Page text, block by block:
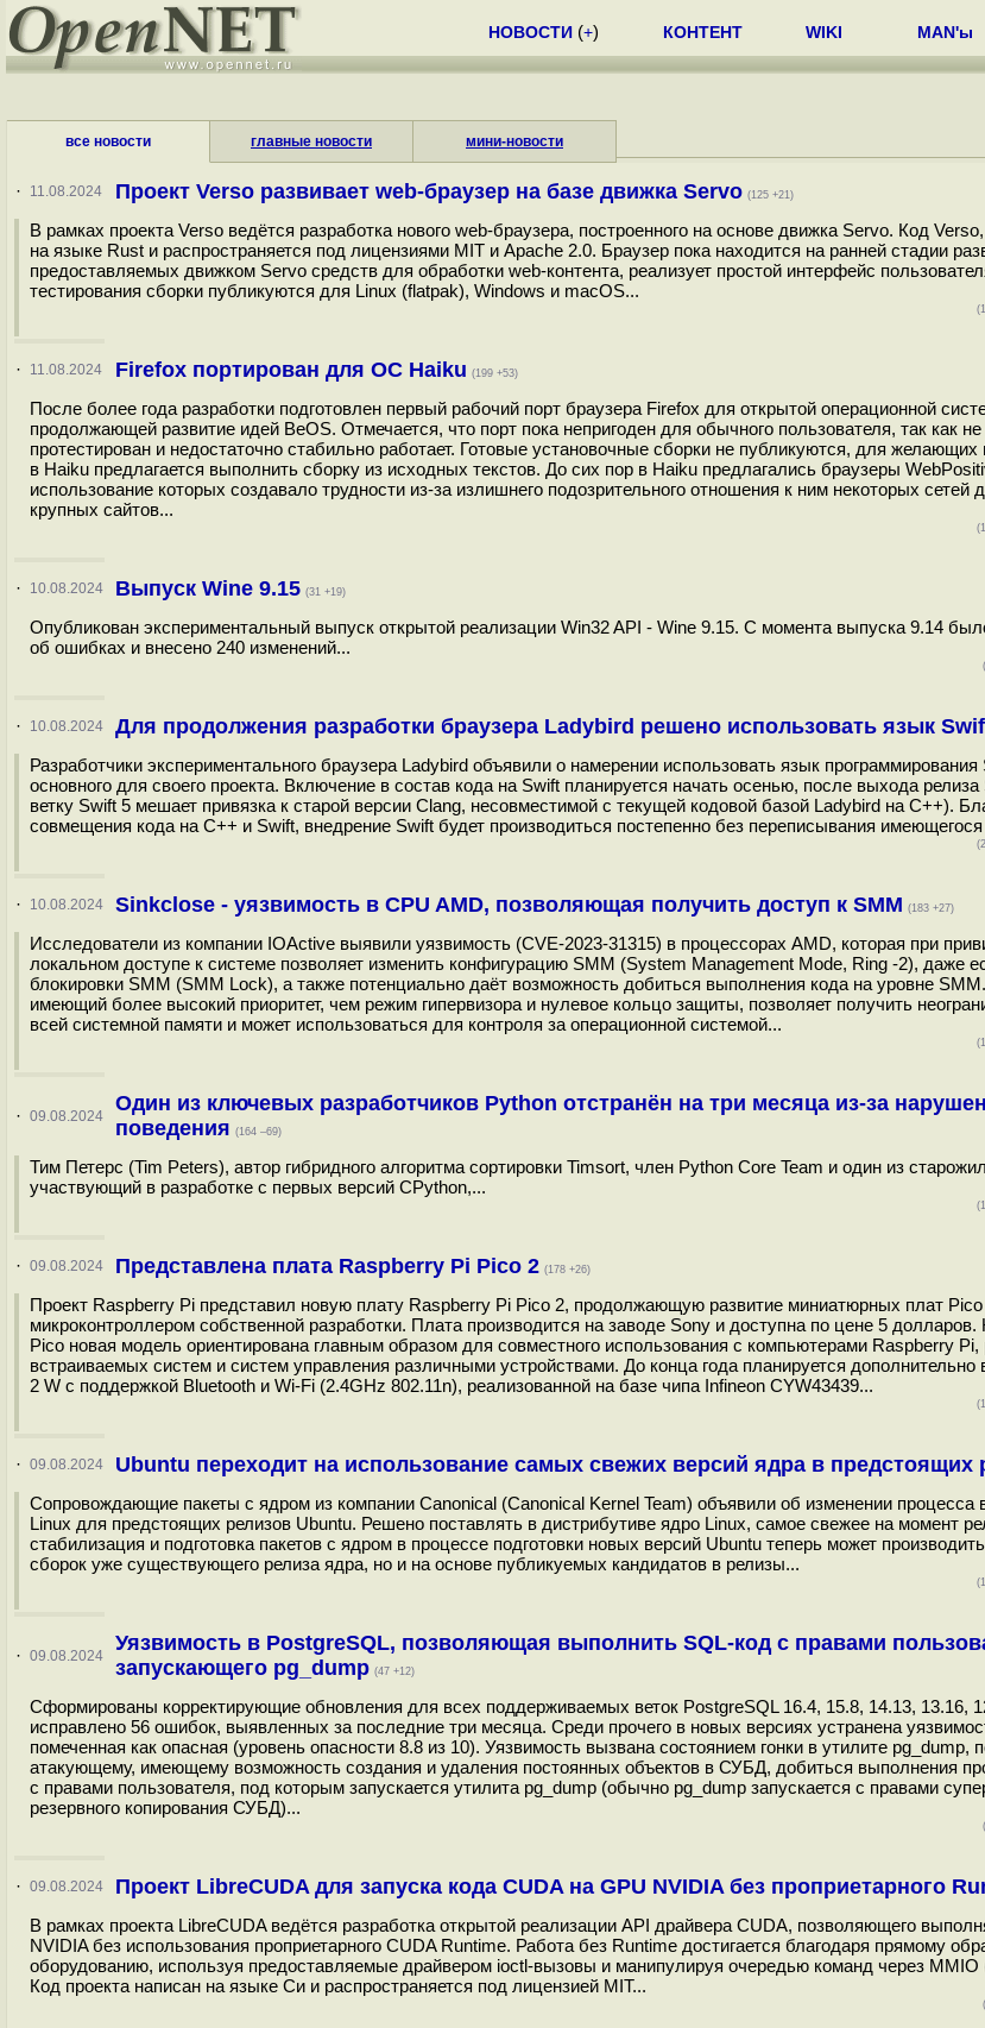
НОВОСТИ (+) КОНТЕНТ WIKI MAN'ы
все новости главные новости мини-новости
· 11.08.2024 Проект Verso развивает web-браузер на базе движка Servo (125 +21)
В рамках проекта Verso ведётся разработка нового web-браузера, построенного на основе движка Servo. Код
на языке Rust и распространяется под лицензиями MIT и Apache 2.0. Браузер пока находится на ранней стадии
предоставляемых движком Servo средств для обработки web-контента, реализует простой интерфейс
тестирования сборки публикуются для Linux (flatpak), Windows и macOS...
· 11.08.2024 Firefox портирован для ОС Haiku (199 +53)
После более года разработки подготовлен первый рабочий порт браузера Firefox для открытой операционной
продолжающей развитие идей BeOS. Отмечается, что порт пока непригоден для обычного пользователя, так как
протестирован и недостаточно стабильно работает. Готовые установочные сборки не публикуются, для желающих
в Haiku предлагается выполнить сборку из исходных текстов. До сих пор в Haiku предлагались браузеры
использование которых создавало трудности из-за излишнего подозрительного отношения к ним некоторых сетей
крупных сайтов...
· 10.08.2024 Выпуск Wine 9.15 (31 +19)
Опубликован экспериментальный выпуск открытой реализации Win32 API - Wine 9.15. С момента выпуска 9.14
об ошибках и внесено 240 изменений...
· 10.08.2024 Для продолжения разработки браузера Ladybird решено использовать язык
Разработчики экспериментального браузера Ladybird объявили о намерении использовать язык программирования
основного для своего проекта. Включение в состав кода на Swift планируется начать осенью, после выхода
ветку Swift 5 мешает привязка к старой версии Clang, несовместимой с текущей кодовой базой Ladybird на С++).
совмещения кода на С++ и Swift, внедрение Swift будет производиться постепенно без переписывания имеющегося
· 10.08.2024 Sinkclose - уязвимость в CPU AMD, позволяющая получить доступ к SMM (183 +27)
Исследователи из компании IOActive выявили уязвимость (CVE-2023-31315) в процессорах AMD, которая при
локальном доступе к системе позволяет изменить конфигурацию SMM (System Management Mode, Ring -2), даже
блокировки SMM (SMM Lock), а также потенциально даёт возможность добиться выполнения кода на уровне
имеющий более высокий приоритет, чем режим гипервизора и нулевое кольцо защиты, позволяет получить
всей системной памяти и может использоваться для контроля за операционной системой...
· 09.08.2024
Один из ключевых разработчиков Python отстранён на три месяца из-за
поведения (164 –69)
Тим Петерс (Tim Peters), автор гибридного алгоритма сортировки Timsort, член Python Core Team и один из
участвующий в разработке с первых версий CPython,...
· 09.08.2024 Представлена плата Raspberry Pi Pico 2 (178 +26)
Проект Raspberry Pi представил новую плату Raspberry Pi Pico 2, продолжающую развитие миниатюрных плат
микроконтроллером собственной разработки. Плата производится на заводе Sony и доступна по цене 5
Pico новая модель ориентирована главным образом для совместного использования с компьютерами Raspberry Pi,
встраиваемых систем и систем управления различными устройствами. До конца года планируется
2 W с поддержкой Bluetooth и Wi-Fi (2.4GHz 802.11n), реализованной на базе чипа Infineon CYW43439...
· 09.08.2024 Ubuntu переходит на использование самых свежих версий ядра в предстоящих
Сопровождающие пакеты с ядром из компании Canonical (Canonical Kernel Team) объявили об изменении процесса
Linux для предстоящих релизов Ubuntu. Решено поставлять в дистрибутиве ядро Linux, самое свежее на момент
стабилизация и подготовка пакетов с ядром в процессе подготовки новых версий Ubuntu теперь может
сборок уже существующего релиза ядра, но и на основе публикуемых кандидатов в релизы...
· 09.08.2024
Уязвимость в PostgreSQL, позволяющая выполнить SQL-код с правами
запускающего pg_dump (47 +12)
Сформированы корректирующие обновления для всех поддерживаемых веток PostgreSQL 16.4, 15.8, 14.13, 13.16,
исправлено 56 ошибок, выявленных за последние три месяца. Среди прочего в новых версиях устранена
помеченная как опасная (уровень опасности 8.8 из 10). Уязвимость вызвана состоянием гонки в утилите
атакующему, имеющему возможность создания и удаления постоянных объектов в СУБД, добиться выполнения
с правами пользователя, под которым запускается утилита pg_dump (обычно pg_dump запускается с правами
резервного копирования СУБД)...
· 09.08.2024 Проект LibreCUDA для запуска кода CUDA на GPU NVIDIA без проприетарного
В рамках проекта LibreCUDA ведётся разработка открытой реализации API драйвера CUDA, позволяющего
NVIDIA без использования проприетарного CUDA Runtime. Работа без Runtime достигается благодаря прямому
оборудованию, используя предоставляемые драйвером ioctl-вызовы и манипулируя очередью команд через
Код проекта написан на языке Си и распространяется под лицензией MIT...